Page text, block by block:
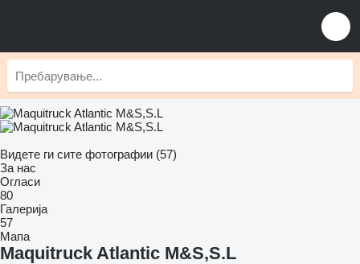
Видете ги сите фотографии (57)
За нас
Огласи
80
Галерија
57
Мапа
Maquitruck Atlantic M&S,S.L